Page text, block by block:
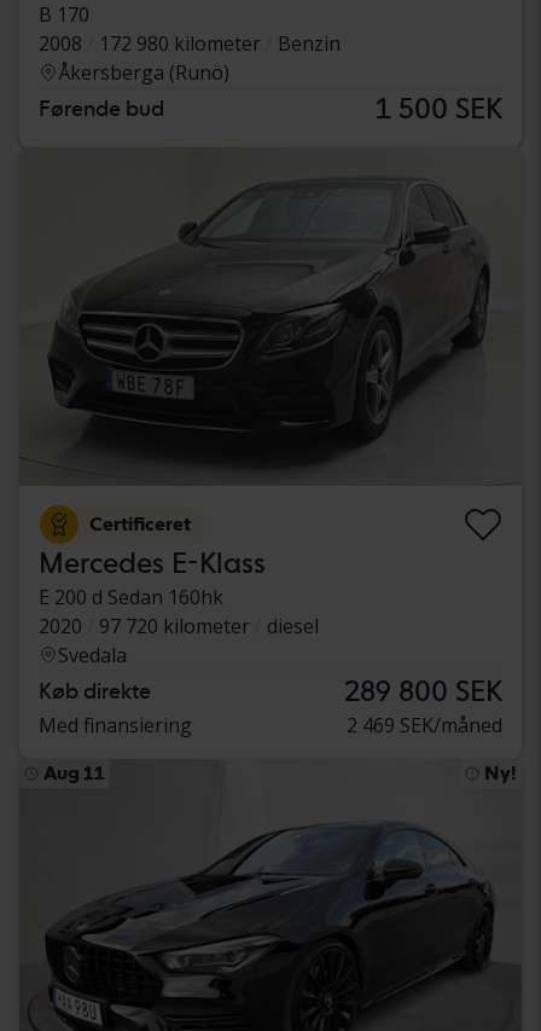
B 170
2008
172 980 kilometer
Benzin
Åkersberga (Runö)
Førende bud 1 500 SEK
Certificeret
Mercedes E-Klass
E 200 d Sedan 160hk
2020
97 720 kilometer
diesel
Svedala
Køb direkte 289 800 SEK
Med finansiering 2 469 SEK/måned
Aug 11 Ny!